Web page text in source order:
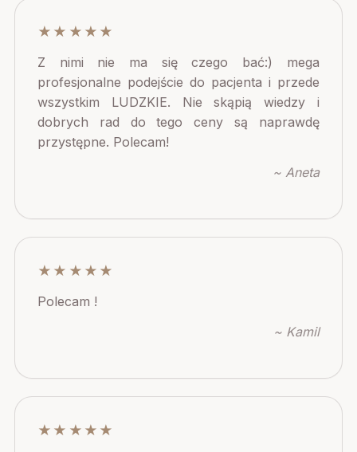
★★★★★
Z nimi nie ma się czego bać:) mega
profesjonalne podejście do pacjenta i przede
wszystkim LUDZKIE. Nie skąpią wiedzy i
dobrych rad do tego ceny są naprawdę
przystępne. Polecam!
~ Aneta
★★★★★
Polecam !
~ Kamil
★★★★★